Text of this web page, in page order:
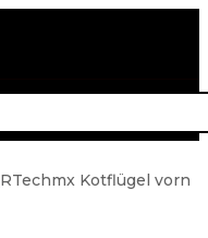
RTechmx Kotflügel vorn